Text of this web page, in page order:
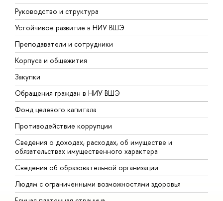
Руководство и структура
Устойчивое развитие в НИУ ВШЭ
Преподаватели и сотрудники
Корпуса и общежития
Закупки
Обращения граждан в НИУ ВШЭ
Фонд целевого капитала
Противодействие коррупции
Сведения о доходах, расходах, об имуществе и
обязательствах имущественного характера
Сведения об образовательной организации
Людям с ограниченными возможностями здоровья